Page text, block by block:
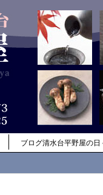
ブログ清水台平野屋の日